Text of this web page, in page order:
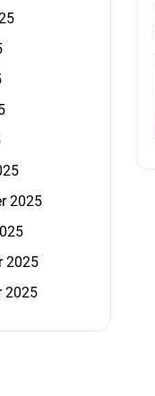
2025
2025
2025